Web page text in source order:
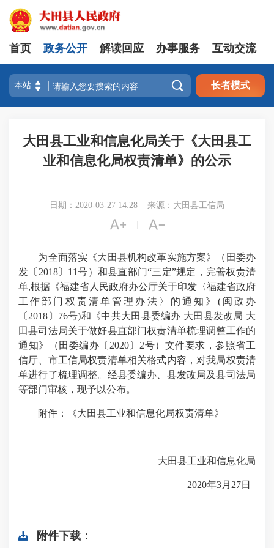
首页 政务公开 解读回应 办事服务 互动交流
 长者模式
大田县工业和信息化局关于《大田县工
业和信息化局权责清单》的公示
日期：2020-03-27 14:28 来源：大田县工信局
 
为全面落实《大田县机构改革实施方案》（田委办
发〔2018〕11号）和县直部门“三定”规定，完善权责清
单,根据《福建省人民政府办公厅关于印发〈福建省政府
工作部门权责清单管理办法〉的通知》(闽政办
〔2018〕76号)和《中共大田县委编办 大田县发改局 大
田县司法局关于做好县直部门权责清单梳理调整工作的
通知》（田委编办〔2020〕2号）文件要求，参照省工
信厅、市工信局权责清单相关格式内容，对我局权责清
单进行了梳理调整。经县委编办、县发改局及县司法局
等部门审核，现予以公布。
附件：《大田县工业和信息化局权责清单》
大田县工业和信息化局
2020年3月27日
附件下载：